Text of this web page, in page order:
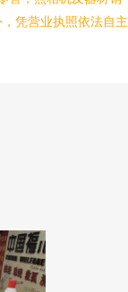
凭营业执照依法自主